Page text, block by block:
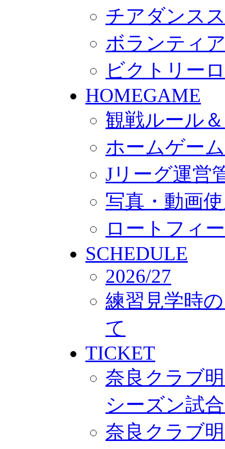
チアダンス
ボランティ
ビクトリー
HOMEGAME
観戦ルール
ホームゲー
Jリーグ運営
写真・動画
ロートフィ
SCHEDULE
2026/27
練習見学時
て
TICKET
奈良クラブ
シーズン試
奈良クラブ